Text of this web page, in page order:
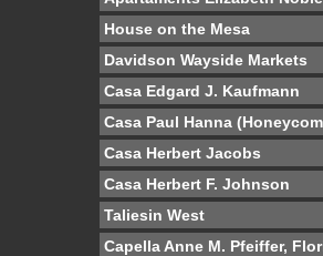
House on the Mesa
Davidson Wayside Markets
Casa Edgard J. Kaufmann
Casa Paul Hanna
Casa Herbert Jacobs
Casa Herbert F. Johnson
Taliesin West
Capella Anne M. Pfeiffer,